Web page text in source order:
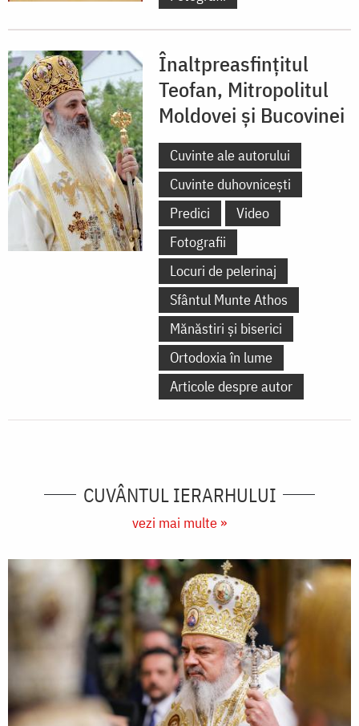
Înaltpreasfințitul
Teofan, Mitropolitul
Moldovei și Bucovinei
Cuvinte ale autorului
Cuvinte duhovnicești
Predici
Video
Fotografii
Locuri de pelerinaj
Sfântul Munte Athos
Mănăstiri și biserici
Ortodoxia în lume
Articole despre autor
CUVÂNTUL IERARHULUI
vezi mai multe »